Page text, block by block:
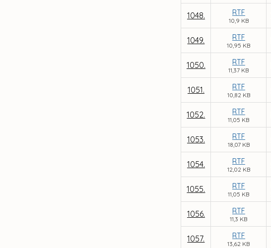
1048. RTF
10,9 KB
1049. RTF
10,95 KB
1050. RTF
11,37 KB
1051. RTF
10,82 KB
1052. RTF
11,05 KB
1053. RTF
18,07 KB
1054. RTF
12,02 KB
1055. RTF
11,05 KB
1056. RTF
11,3 KB
1057. RTF
13,62 KB